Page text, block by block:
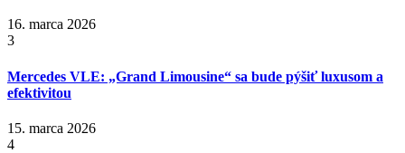
16. marca 2026
3
Mercedes VLE: „Grand Limousine“ sa bude pýšiť luxusom a
efektivitou
15. marca 2026
4